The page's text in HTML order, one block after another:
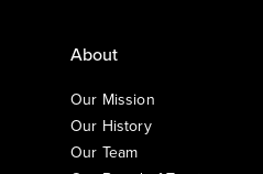
About
Our Mission
Our History
Our Team